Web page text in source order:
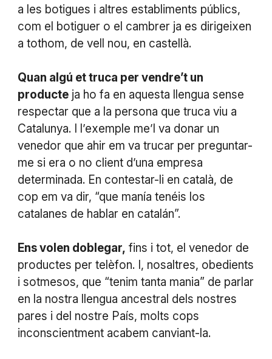
a les botigues i altres establiments públics,
com el botiguer o el cambrer ja es dirigeixen
a tothom, de vell nou, en castellà.
Quan algú et truca per vendre’t un
producteja ho fa en aquesta llengua sense
respectar que a la persona que truca viu a
Catalunya. I l’exemple me’l va donar un
venedor que ahir em va trucar per preguntar-
me si era o no client d’una empresa
determinada. En contestar-li en català, de
cop em va dir, “que manía tenéis los
catalanes de hablar en catalán”.
Ens volen doblegar, fins i tot, el venedor de
productes per telèfon. I, nosaltres, obedients
i sotmesos, que “tenim tanta mania” de parlar
en la nostra llengua ancestral dels nostres
pares i del nostre País, molts cops
inconscientment acabem canviant-la.